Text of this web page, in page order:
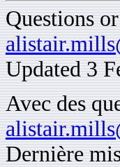
Questions
Updated 3
Avec des
Dernière